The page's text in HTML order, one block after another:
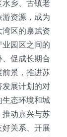
水乡、古镇老
资源，成为
区的禀赋资
园区之间的
促成长期合
前景，推进苏
发展计划的对
生态环境和城
推动嘉兴与苏
关系、开展